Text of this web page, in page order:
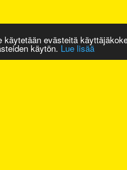
käytetään evästeitä
käytön. Lue lisää